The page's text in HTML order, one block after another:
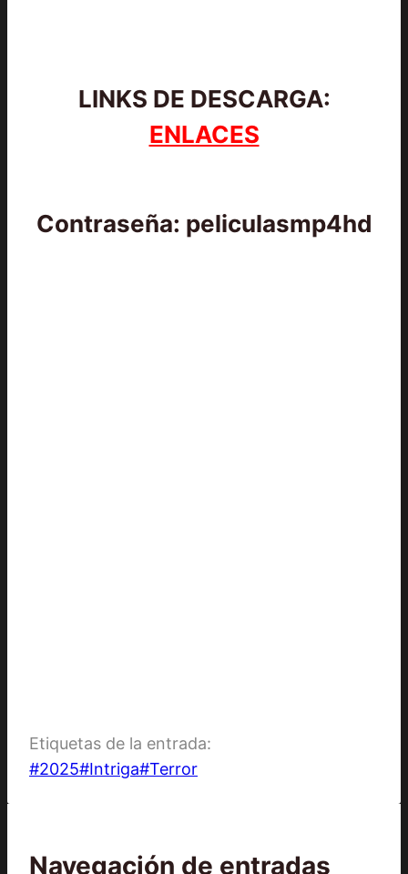
LINKS DE DESCARGA:
ENLACES
Contraseña: peliculasmp4hd
Etiquetas de la entrada:
#2025#Intriga#Terror
Navegación de entradas